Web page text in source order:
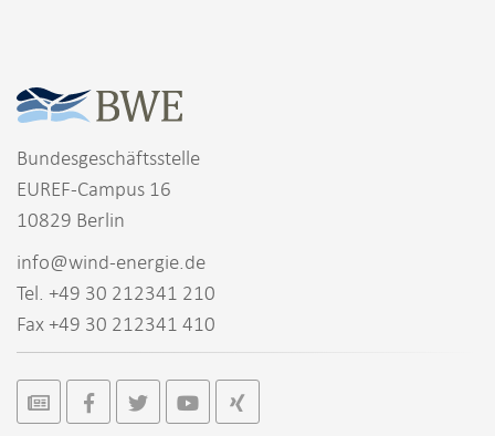
Bundesgeschäftsstelle
EUREF-Campus 16
10829 Berlin
info@wind-energie.de
Tel. +49 30 212341 210
Fax +49 30 212341 410